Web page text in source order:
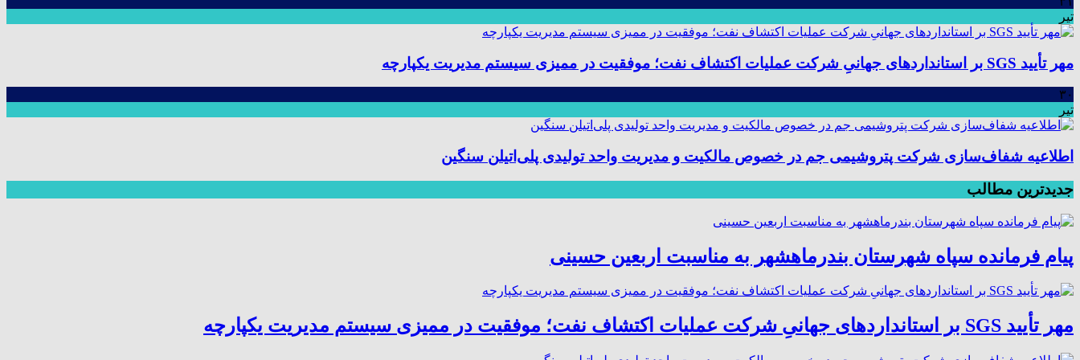
تیر
مهر تأیید SGS بر استانداردهای جهانیِ شرکت عملیات اکتشاف نفت؛ موفقیت در ممیزی سیستم مدیریت یکپارچه
۳۰
تیر
اطلاعیه شفاف‌سازی شرکت پتروشیمی جم در خصوص مالکیت و مدیریت واحد تولیدی پلی‌اتیلن سنگین
جدیدترین مطالب
پیام فرمانده سپاه شهرستان بندرماهشهر به مناسبت اربعین حسینی
مهر تأیید SGS بر استانداردهای جهانیِ شرکت عملیات اکتشاف نفت؛ موفقیت در ممیزی سیستم مدیریت یکپارچه